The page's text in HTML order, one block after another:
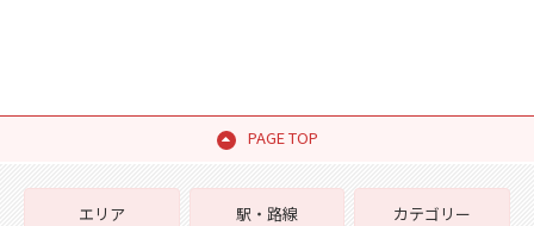
PAGE TOP
エリア
駅・路線
カテゴリー